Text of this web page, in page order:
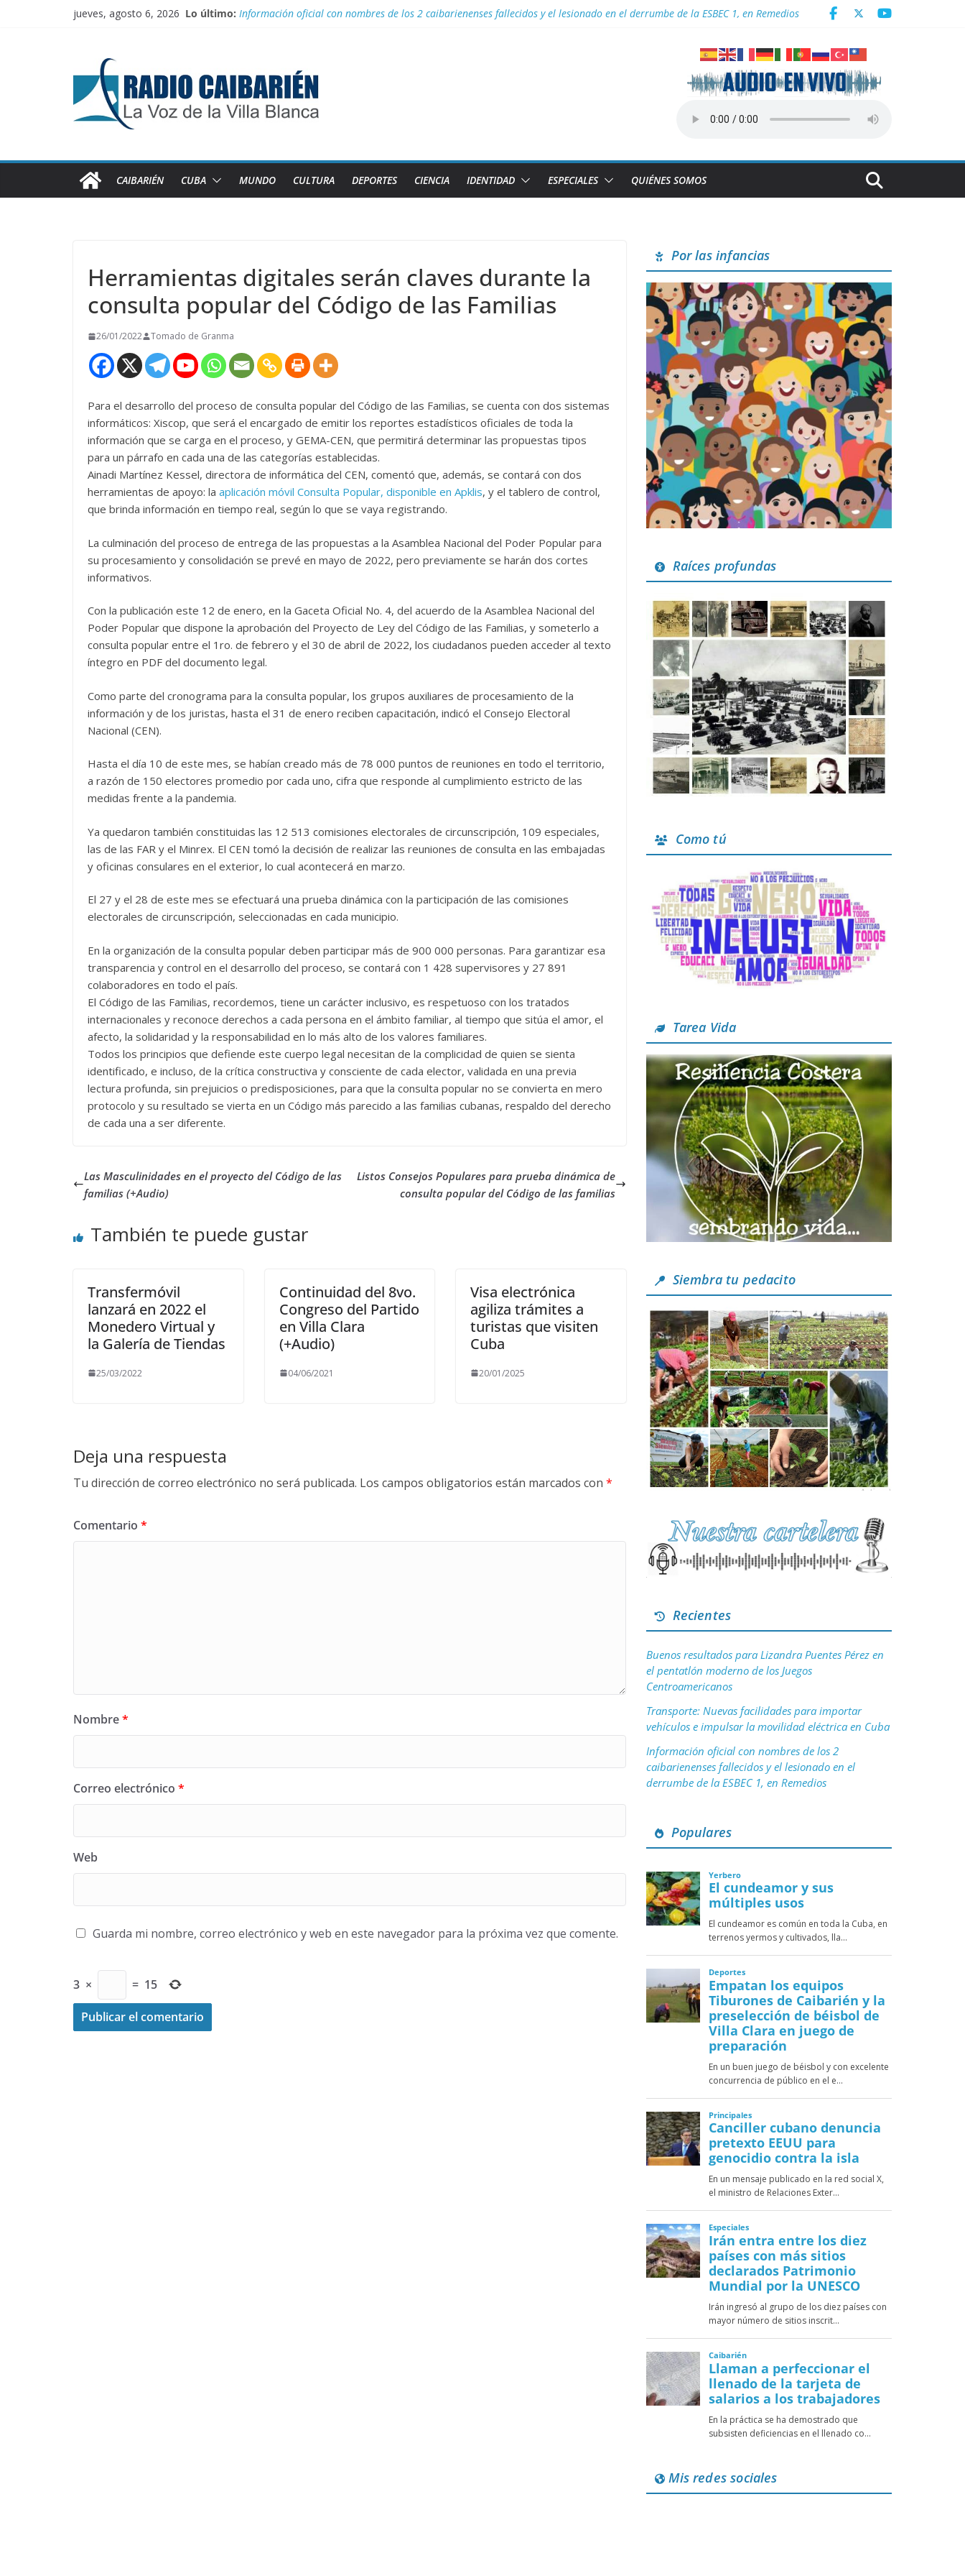
jueves, agosto 6, 2026 Lo último: Información oficial con nombres de los 2 caibarienenses fallecidos y el lesionado en el derrumbe de la ESBEC 1, en Remedios
Buenos resultados para Lizandra Puentes Pérez en el pentatlón moderno de los Juegos Centroamericanos
CAIBARIÉN CUBA MUNDO CULTURA DEPORTES CIENCIA IDENTIDAD ESPECIALES QUIÉNES SOMOS
Herramientas digitales serán claves durante la
consulta popular del Código de las Familias
26/01/2022 Tomado de Granma
Para el desarrollo del proceso de consulta popular del Código de las Familias, se cuenta con dos sistemas
informáticos: Xiscop, que será el encargado de emitir los reportes estadísticos oficiales de toda la
información que se carga en el proceso, y GEMA-CEN, que permitirá determinar las propuestas tipos
para un párrafo en cada una de las categorías establecidas.
Ainadi Martínez Kessel, directora de informática del CEN, comentó que, además, se contará con dos
herramientas de apoyo: la aplicación móvil Consulta Popular, disponible en Apklis, y el tablero de control,
que brinda información en tiempo real, según lo que se vaya registrando.
La culminación del proceso de entrega de las propuestas a la Asamblea Nacional del Poder Popular para
su procesamiento y consolidación se prevé en mayo de 2022, pero previamente se harán dos cortes
informativos.
Con la publicación este 12 de enero, en la Gaceta Oficial No. 4, del acuerdo de la Asamblea Nacional del
Poder Popular que dispone la aprobación del Proyecto de Ley del Código de las Familias, y someterlo a
consulta popular entre el 1ro. de febrero y el 30 de abril de 2022, los ciudadanos pueden acceder al texto
íntegro en PDF del documento legal.
Como parte del cronograma para la consulta popular, los grupos auxiliares de procesamiento de la
información y de los juristas, hasta el 31 de enero reciben capacitación, indicó el Consejo Electoral
Nacional (CEN).
Hasta el día 10 de este mes, se habían creado más de 78 000 puntos de reuniones en todo el territorio,
a razón de 150 electores promedio por cada uno, cifra que responde al cumplimiento estricto de las
medidas frente a la pandemia.
Ya quedaron también constituidas las 12 513 comisiones electorales de circunscripción, 109 especiales,
las de las FAR y el Minrex. El CEN tomó la decisión de realizar las reuniones de consulta en las embajadas
y oficinas consulares en el exterior, lo cual acontecerá en marzo.
El 27 y el 28 de este mes se efectuará una prueba dinámica con la participación de las comisiones
electorales de circunscripción, seleccionadas en cada municipio.
En la organización de la consulta popular deben participar más de 900 000 personas. Para garantizar esa
transparencia y control en el desarrollo del proceso, se contará con 1 428 supervisores y 27 891
colaboradores en todo el país.
El Código de las Familias, recordemos, tiene un carácter inclusivo, es respetuoso con los tratados
internacionales y reconoce derechos a cada persona en el ámbito familiar, al tiempo que sitúa el amor, el
afecto, la solidaridad y la responsabilidad en lo más alto de los valores familiares.
Todos los principios que defiende este cuerpo legal necesitan de la complicidad de quien se sienta
identificado, e incluso, de la crítica constructiva y consciente de cada elector, validada en una previa
lectura profunda, sin prejuicios o predisposiciones, para que la consulta popular no se convierta en mero
protocolo y su resultado se vierta en un Código más parecido a las familias cubanas, respaldo del derecho
de cada una a ser diferente.
Las Masculinidades en el proyecto del Código de las
familias (+Audio)
Listos Consejos Populares para prueba dinámica de
consulta popular del Código de las familias
También te puede gustar
Transfermóvil
lanzará en 2022 el
Monedero Virtual y
la Galería de Tiendas
25/03/2022
Continuidad del 8vo.
Congreso del Partido
en Villa Clara
(+Audio)
04/06/2021
Visa electrónica
agiliza trámites a
turistas que visiten
Cuba
20/01/2025
Deja una respuesta
Tu dirección de correo electrónico no será publicada. Los campos obligatorios están marcados con *
Comentario *
Nombre*
Correo electrónico *
Web
Guarda mi nombre, correo electrónico y web en este navegador para la próxima vez que comente.
3 × = 15
Por las infancias
Raíces profundas
Como tú
Tarea Vida
Siembra tu pedacito
Recientes
Buenos resultados para Lizandra Puentes Pérez en
el pentatlón moderno de los Juegos
Centroamericanos
Transporte: Nuevas facilidades para importar
vehículos e impulsar la movilidad eléctrica en Cuba
Información oficial con nombres de los 2
caibarienenses fallecidos y el lesionado en el
derrumbe de la ESBEC 1, en Remedios
Populares
Mis redes sociales